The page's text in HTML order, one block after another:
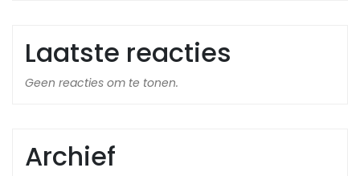
Laatste reacties
Geen reacties om te tonen.
Archief